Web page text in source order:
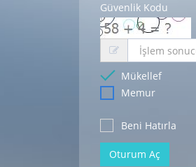
Güvenlik Kodu
Mükellef
Memur
Beni Hatırla
Oturum Aç